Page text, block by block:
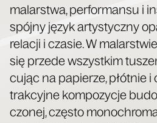
malar­stwa, per­for­man­su i
spój­ny język arty­stycz­ny
rela­cji i cza­sie. W
się przede wszyst­kim
cu­jąc na papie­rze, płót­nie
trak­cyj­ne kom­po­zy­cje
czo­nej, czę­sto